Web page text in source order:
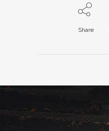
Share